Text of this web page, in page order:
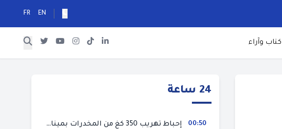
EN
FR
كتاب وآراء
24 ساعة
00:50 إحباط تهريب 350 كغ من المخدرات بميناء طنجة المتوسط